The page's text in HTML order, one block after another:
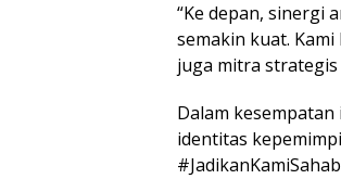
“Ke depan, sinergi
semakin kuat.
juga mitra strategis
Dalam
identitas